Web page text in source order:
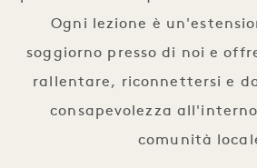
Ogni lezione è
soggiorno presso di noi e
rallentare, riconnettersi e
consapevolezza
comunità